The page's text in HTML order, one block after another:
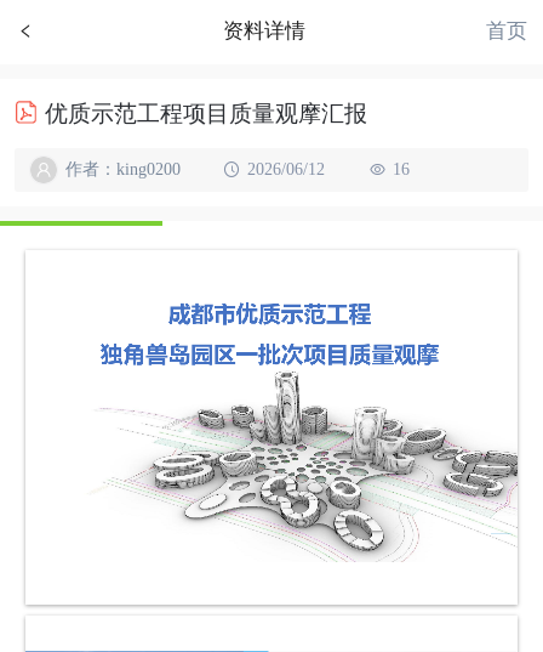
资料详情 首页
优质示范工程项目质量观摩汇报
作者：king0200 2026/06/12 16